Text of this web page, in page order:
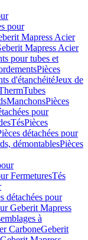
pour
Mapress Acier
Mapress Acier
pour tubes et
Pièces
d'étanchéitéJeux de
Tubes
ManchonsPièces
pour
TésPièces
détachées pour
démontablesPièces
FermeturesTés
détachées pour
Geberit Mapress
à
CarboneGeberit